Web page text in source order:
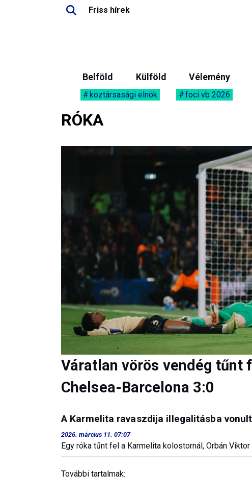
Friss hírek
Belföld Külföld Vélemény
köztársasági elnök foci vb 2026
RÓKA
Váratlan vörös vendég tűnt
Chelsea-Barcelona 3:0
A Karmelita ravaszdija illegalitásba vonult
2026. március 11. 07:07
Egy róka tűnt fel a Karmelita kolostornál, Orbán Viktor
További tartalmak: